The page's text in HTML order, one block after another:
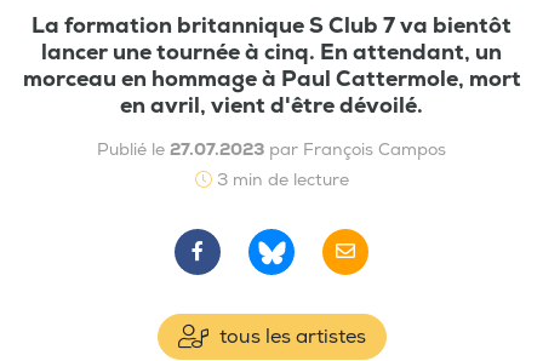
La formation britannique S Club 7 va bientôt
lancer une tournée à cinq. En attendant, un
morceau en hommage à Paul Cattermole, mort
en avril, vient d'être dévoilé.
Publié le 27.07.2023 par François Campos
3 min de lecture
tous les artistes